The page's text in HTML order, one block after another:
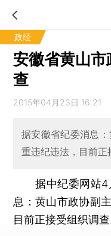
政经
安徽省黄山
查
2015年04月23日 16:21
据安徽省纪委消息
重违纪违法，目前正
据中纪委网站4
息：黄山市政协副
目前正接受组织调